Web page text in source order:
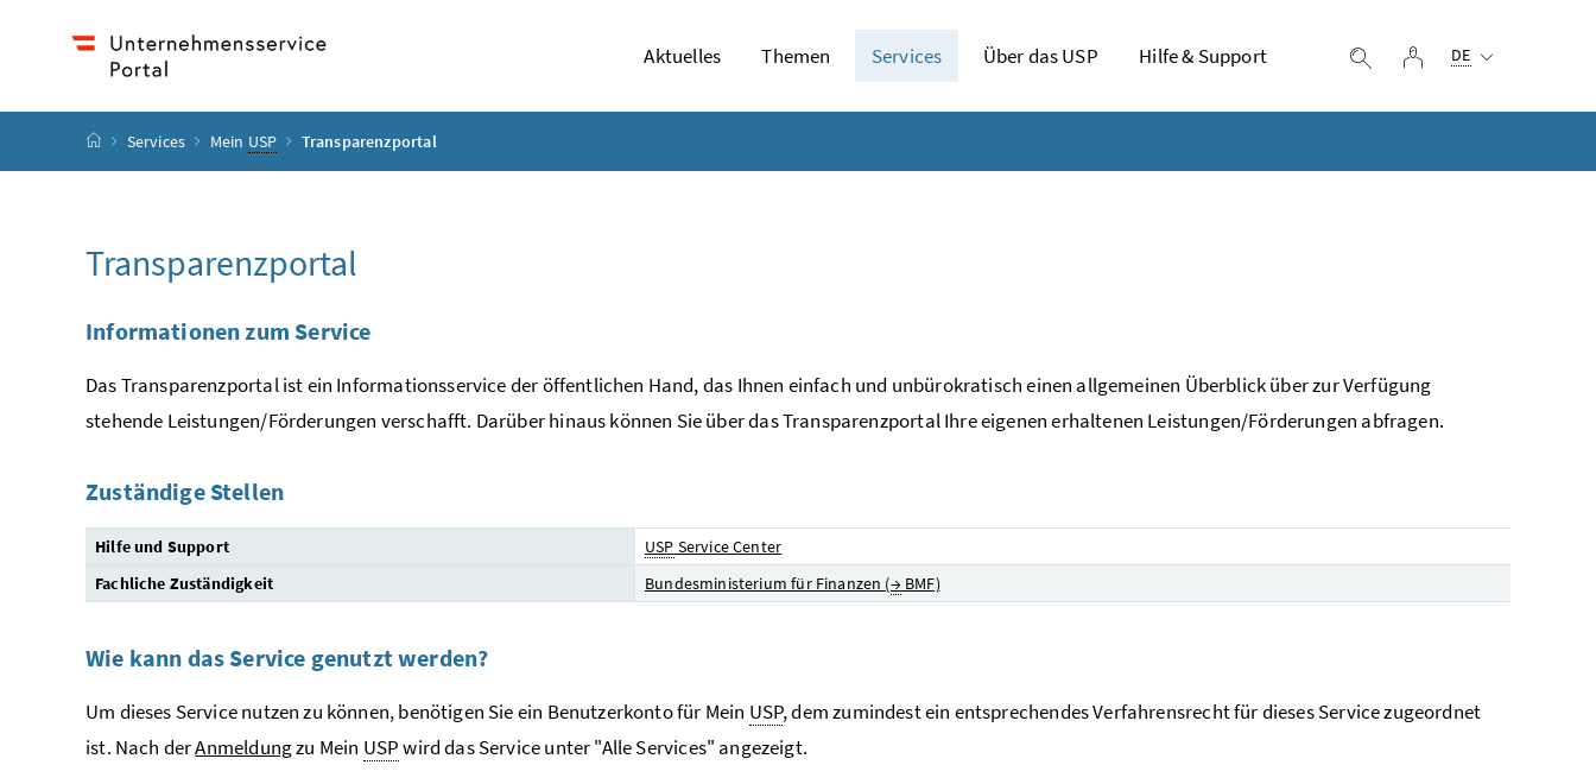
Aktuelles Themen Services Über das USP Hilfe & Support Suche einblenden
Login
DE
Startseite
Services Mein USP Transparenzportal
Transparenzportal
Informationen zum Service
Das Transparenzportal ist ein Informationsservice der öffentlichen Hand, das Ihnen einfach und unbürokratisch einen allgemeinen Überblick über zur Verfügung
stehende Leistungen/Förderungen verschafft. Darüber hinaus können Sie über das Transparenzportal Ihre eigenen erhaltenen Leistungen/Förderungen abfragen.
Zuständige Stellen
Hilfe und Support USP Service Center
Fachliche Zuständigkeit
Bundesministerium für Finanzen (→ BMF)
Wie kann das Service genutzt werden?
Um dieses Service nutzen zu können, benötigen Sie ein Benutzerkonto für Mein USP, dem zumindest ein entsprechendes Verfahrensrecht für dieses Service zugeordnet
ist. Nach derAnmeldungzu Mein USPwird das Service unter "Alle Services" angezeigt.